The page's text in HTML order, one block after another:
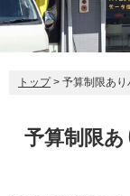
トップ> 予算制限あり
予算制限